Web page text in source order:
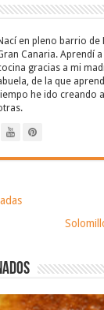
en pleno barrio de
Canaria. Aprendí
gracias a mi
de la que
he ido creando